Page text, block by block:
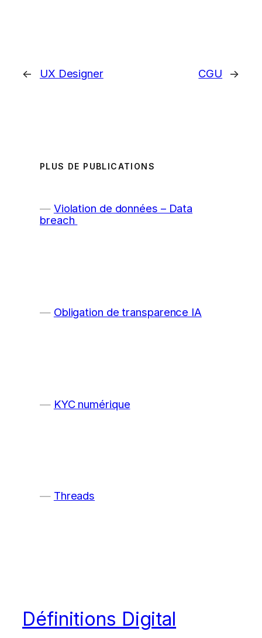
← UX Designer CGU →
PLUS DE PUBLICATIONS
Violation de données – Data
breach
Obligation de transparence IA
KYC numérique
Threads
Définitions Digital